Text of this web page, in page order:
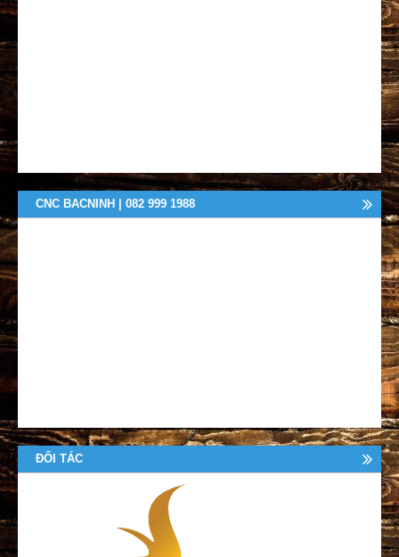
CNC BACNINH | 082 999 1988
ĐỐI TÁC